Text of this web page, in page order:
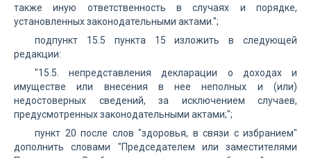
также иную ответственность в случаях и порядке,
установленных законодательными актами.";
подпункт 15.5 пункта 15 изложить в следующей
редакции:
"15.5. непредставления декларации о доходах и
имуществе или внесения в нее неполных и (или)
недостоверных сведений, за исключением случаев,
предусмотренных законодательными актами;";
пункт 20 после слов "здоровья, в связи с избранием"
дополнить словами "Председателем или заместителями